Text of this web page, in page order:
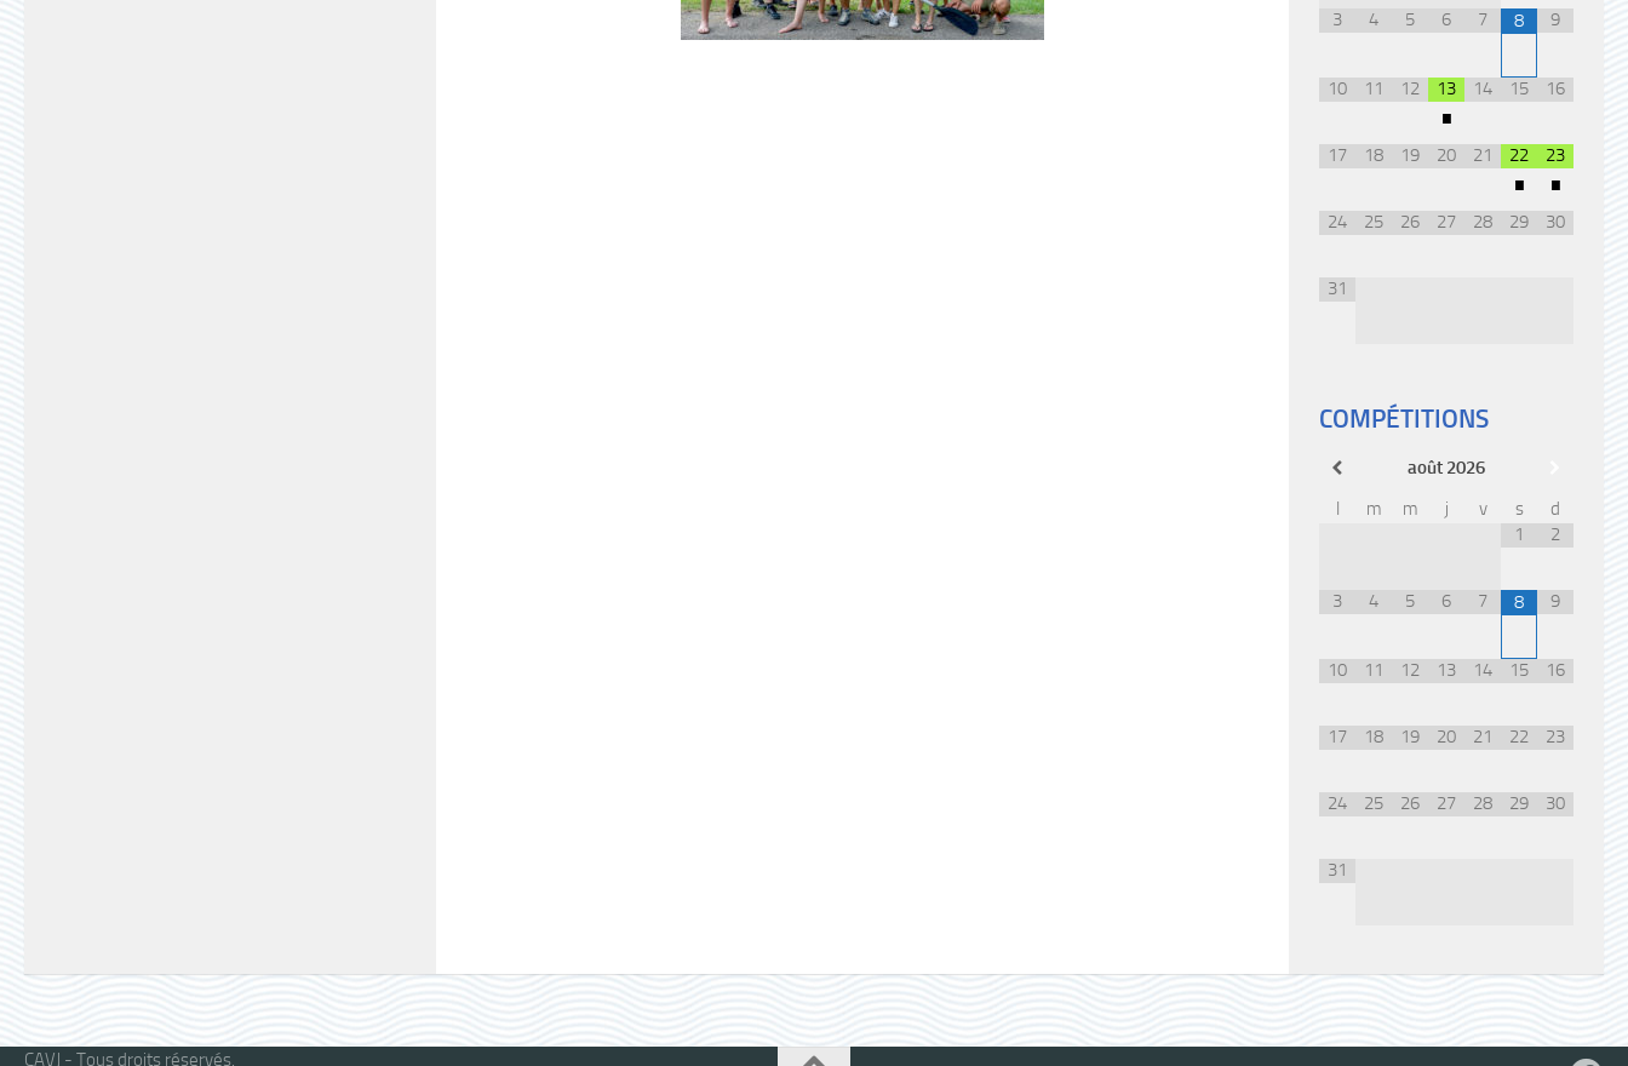
3 4 5 6 7 8 9
10 11 12 13
•
14 15 16
17 18 19 20 21 22
•
23
•
24 25 26 27 28 29 30
31
COMPÉTITIONS
août 2026
l
m m j v s
d
1
2
3 4 5 6 7 8 9
10 11 12 13 14 15 16
17 18 19 20 21 22 23
24 25 26 27 28 29 30
31
CAVJ - Tous droits réservés.